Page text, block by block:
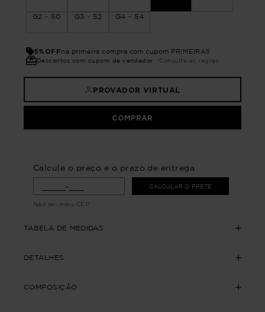
G2 - 50 G3 - 52 G4 - 54
5%OFFna primeira compra com cupom PRIMEIRA5
Descontos com cupom de vendedor *Consulte as regras
PROVADOR VIRTUAL
COMPRAR
Calcule o preço e o prazo de entrega
CALCULAR O FRETE
Não sei meu CEP
TABELA DE MEDIDAS
DETALHES
COMPOSIÇÃO